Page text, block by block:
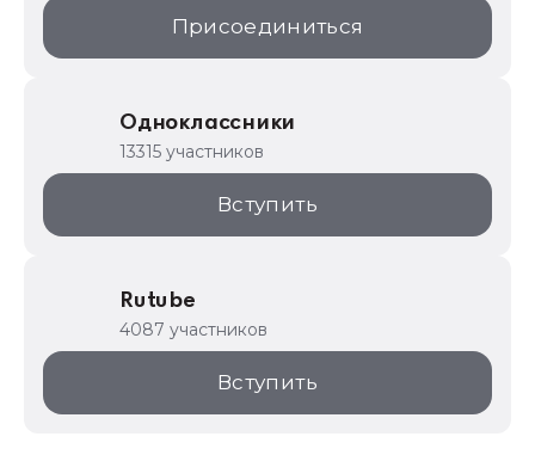
Присоединиться
Одноклассники
13315 участников
Вступить
Rutube
4087 участников
Вступить